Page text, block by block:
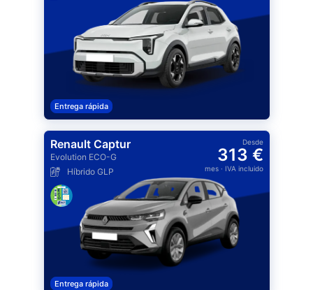
Entrega rápida
Renault Captur
Evolution ECO-G
Híbrido GLP
Desde
313 €
mes· IVA incluido
Entrega rápida